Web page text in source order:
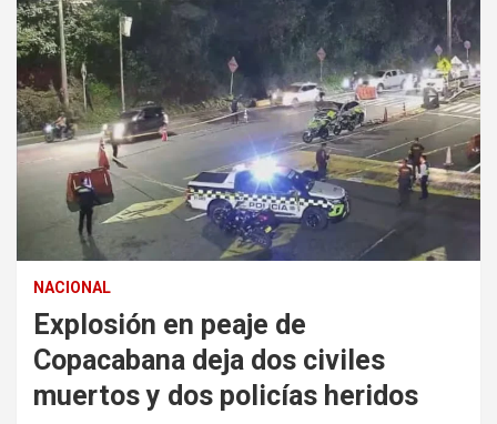
NACIONAL
Explosión en peaje de
Copacabana deja dos civiles
muertos y dos policías heridos